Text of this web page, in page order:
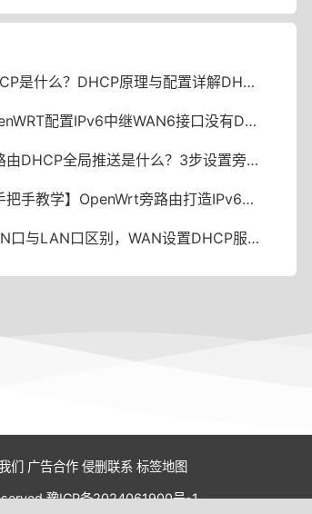
是什么？DHCP原理与配置详解DHCP设置
配置IPv6中继WAN6接口没有DHCP OpenWRT IPv6中继
全局推送是什么？3步设置旁路由，全家设备自动科学上网！
手教学】OpenWrt旁路由打造IPv6纯净上网环境｜DNS防污染实战
口与LAN口区别，WAN设置DHCP服务器的误区
们 广告合作 侵删联系 标签地图
豫ICP备2024061900号-1